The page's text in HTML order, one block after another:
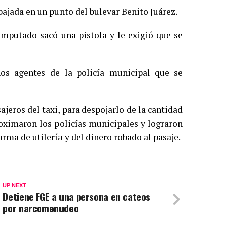
en un punto del bulevar Benito Juárez.
sacó una pistola y le exigió que se
agentes de la policía municipal que se
del taxi, para despojarlo de la cantidad
los policías municipales y lograron
de utilería y del dinero robado al pasaje.
UP NEXT
Detiene FGE a una persona en cateos
por narcomenudeo